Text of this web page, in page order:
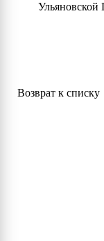
Возврат к списку